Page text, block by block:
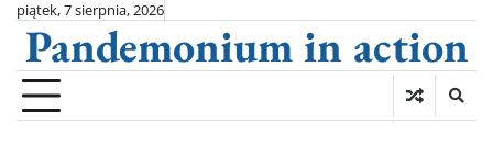
Skip
content
piątek, 7 sierpnia, 2026
Pandemonium in action